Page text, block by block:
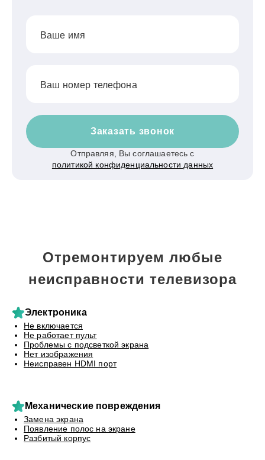
Ваше имя
Ваш номер телефона
Заказать звонок
Отправляя, Вы соглашаетесь с
политикой конфиденциальности данных
Отремонтируем любые
неисправности телевизора
Электроника
Не включается
Не работает пульт
Проблемы с подсветкой экрана
Нет изображения
Неисправен HDMI порт
Механические повреждения
Замена экрана
Появление полос на экране
Разбитый корпус